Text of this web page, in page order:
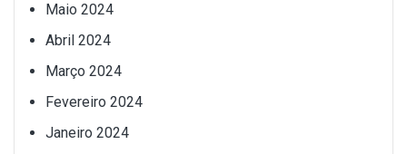
Maio 2024
Abril 2024
Março 2024
Fevereiro 2024
Janeiro 2024